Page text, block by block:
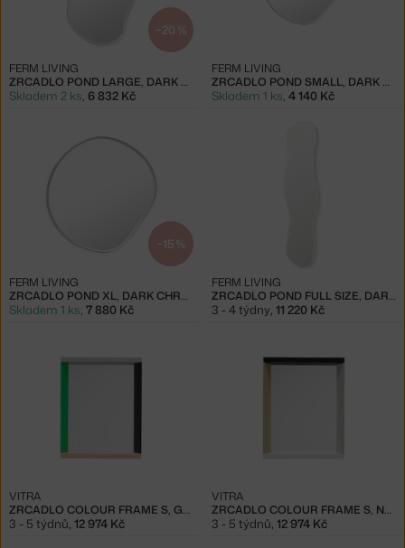
−20 %
ZRCADLO POND LARGE, DARK CHROME
FERM LIVING
Skladem 2 ks, 6 832 Kč
ZRCADLO POND SMALL, DARK CHROME
FERM LIVING
Skladem 1 ks, 4 140 Kč
−15 %
ZRCADLO POND XL, DARK CHROME
FERM LIVING
Skladem 1 ks, 7 880 Kč
ZRCADLO POND FULL SIZE, DARK CHROME
FERM LIVING
3 - 4 týdny, 11 220 Kč
ZRCADLO COLOUR FRAME S, GREEN/PINK
VITRA
3 - 5 týdnů, 12 974 Kč
ZRCADLO COLOUR FRAME S, NEUTRAL
VITRA
3 - 5 týdnů, 12 974 Kč